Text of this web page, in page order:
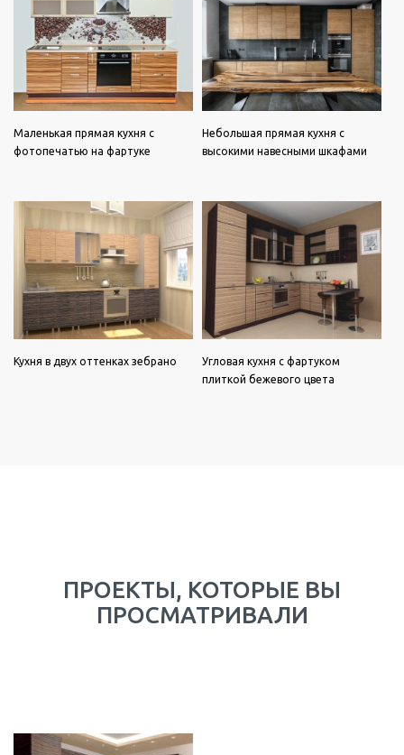
Маленькая прямая кухня с
фотопечатью на фартуке
Небольшая прямая кухня с
высокими навесными шкафами
Кухня в двух оттенках зебрано
Угловая кухня с фартуком
плиткой бежевого цвета
ПРОЕКТЫ, КОТОРЫЕ ВЫ
ПРОСМАТРИВАЛИ